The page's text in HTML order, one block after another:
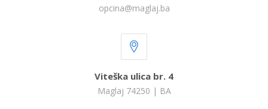
opcina@maglaj.ba
Viteška ulica br. 4
Maglaj 74250 | BA